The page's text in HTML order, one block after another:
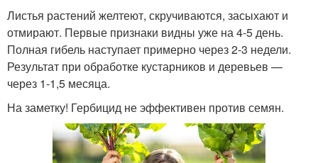
Листья растений желтеют, скручиваются, засыхают и
отмирают. Первые признаки видны уже на 4-5 день.
Полная гибель наступает примерно через 2-3 недели.
Результат при обработке кустарников и деревьев —
через 1-1,5 месяца.
На заметку! Гербицид не эффективен против семян.